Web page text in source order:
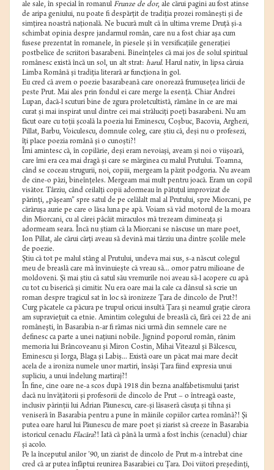
ale sale, în special în romanul Frunze de dor, ale cărui pagini au fost atinse
de aripa geniului, nu poate fi despărţit de tradiţia prozei româneşti şi de
simţirea noastră naţională. Ne bucură mult că în ultima vreme Druţă şi-a
schimbat opinia despre jandarmul român, care nu a fost chiar aşa cum
fusese prezentat în romanele, în piesele şi în versificaţiile generaţiei
postbelice de scriitori basarabeni. Bineînţeles că mai jos de solul spiritual
românesc există încă un sol, un alt strat: harul. Harul nativ, în lipsa căruia
Limba Română şi tradiţia literară ar funcţiona în gol.
Eu cred că avem o poezie basarabeană care onorează frumuseţea liricii de
peste Prut. Mai ales prin fondul ei care merge la esenţă. Chiar Andrei
Lupan, dacă-l scuturi bine de zgura proletcultistă, rămâne în ce are mai
curat şi mai inspirat unul dintre cei mai străluciţi poeţi basarabeni. Nu am
făcut oare cu toţii şcoală la poezia lui Eminescu, Coşbuc, Bacovia, Arghezi,
Pillat, Barbu, Voiculescu, domnule coleg, care ştiu că, deşi nu o profesezi,
îţi place poezia română şi o cunoşti?!
Îmi amintesc că, în copilărie, deşi eram nevoiaşi, aveam şi noi o viişoară,
care îmi era cea mai dragă şi care se mărginea cu malul Prutului. Toamna,
când se coceau strugurii, noi, copiii, mergeam la păzit podgoria. Nu aveam
de cine-o păzi, bineînţeles. Mergeam mai mult pentru joacă. Eram un copil
visător. Târziu, când ceilalţi copii adormeau în pătuţul improvizat de
părinţi, „păşeam” spre satul de pe celălalt mal al Prutului, spre Miorcani, pe
cărăruşa aurie pe care o lăsa luna pe apă. Voiam să văd motorul de la moara
din Miorcani, cu al cărei pâcâit miraculos mă trezeam dimineaţa şi
adormeam seara. Încă nu ştiam că la Miorcani se născuse un mare poet,
Ion Pillat, ale cărui cărţi aveau să devină mai târziu una dintre şcolile mele
de poezie.
Ştiu că tot pe malul stâng al Prutului, undeva mai sus, s-a născut colegul
meu de breaslă care mă învinuieşte că vreau să... omor patru milioane de
moldoveni. Şi mai ştiu că satul său vre­murile noi aveau să-l acopere cu apă
cu tot cu biserică şi cimitir. Nu era oare mai la cale ca dânsul să scrie un
roman despre tragicul sat în loc să ironizeze Ţara de dincolo de Prut?!
Curg păcatele ca păcura pe trupul oricui insultă Ţara şi neamul graţie cărora
am supravieţuit ca etnie. Amintim colegului de breaslă că, fără cei 22 de ani
româneşti, în Basarabia n-ar fi rămas nici urmă din semnele care ne
definesc ca parte a unei naţiuni nobile. Jignind poporul român, rănim
memoria lui Brâncoveanu şi Miron Costin, Mihai Viteazul şi Bălcescu,
Eminescu şi Iorga, Blaga şi Labiş... Există oare un păcat mai mare decât
acela de a ironiza numele unor martiri, însăşi Ţara fiind expresia unui
supliciu, a unui îndelung martiraj?!
În fine, cine oare ne-a scos după 1918 din bezna analfa­betismului ţarist
dacă nu învăţătorii şi profesorii de dincolo de Prut – o întreagă oaste,
inclusiv părinţii lui Adrian Păunescu, care-şi lăsaseră căsuţa şi tihna şi
veniseră în Basarabia pentru a pune în mâinile copiilor cartea română?! Şi
putea oare harul lui Păunescu de mare poet şi ziarist să creeze în Basarabia
istoricul cenaclu Flacăra?! Iată că până la urmă a fost închis (cenaclul) chiar
şi acolo.
Pe la începutul anilor ’90, un ziarist de dincolo de Prut m-a întrebat cine
cred că ar putea înfăptui reunirea Basarabiei cu Ţara. Doi viitori preşedinţi,